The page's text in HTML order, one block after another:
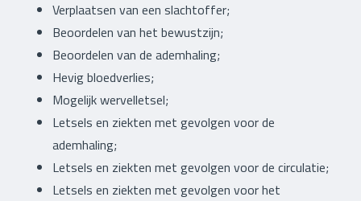
Verplaatsen van een slachtoffer;
Beoordelen van het bewustzijn;
Beoordelen van de ademhaling;
Hevig bloedverlies;
Mogelijk wervelletsel;
Letsels en ziekten met gevolgen voor de
ademhaling;
Letsels en ziekten met gevolgen voor de circulatie;
Letsels en ziekten met gevolgen voor het